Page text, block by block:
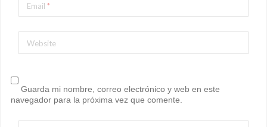
Email *
Website
Guarda mi nombre, correo electrónico y web en este
navegador para la próxima vez que comente.